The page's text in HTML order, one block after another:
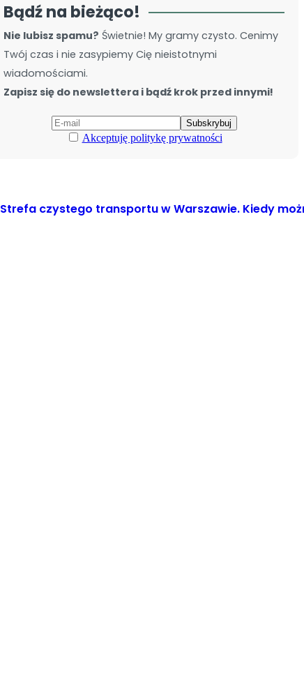
Strefa czystego transportu w Warszawie. Kiedy
Bądź na bieżąco!
Nie lubisz spamu? Świetnie! My gramy czysto. Cenimy
Twój czas i nie zasypiemy Cię nieistotnymi
wiadomościami.
Zapisz się do newslettera i bądź krok przed innymi!
Akceptuję politykę prywatności